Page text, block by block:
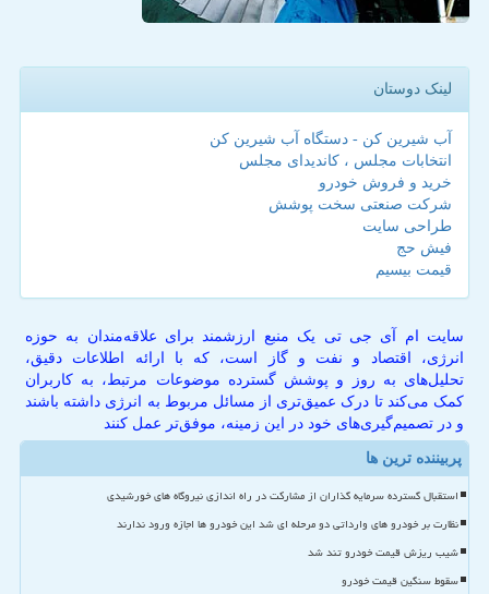
لینک دوستان
آب شیرین کن - دستگاه آب شیرین کن
انتخابات مجلس ، کاندیدای مجلس
خرید و فروش خودرو
شرکت صنعتی سخت پوشش
طراحی سایت
فیش حج
قیمت بیسیم
سایت ام آی جی تی یک منبع ارزشمند برای علاقه‌مندان به حوزه
انرژی، اقتصاد و نفت و گاز است، که با ارائه اطلاعات دقیق،
تحلیل‌های به روز و پوشش گسترده موضوعات مرتبط، به کاربران
کمک می‌کند تا درک عمیق‌تری از مسائل مربوط به انرژی داشته باشند
و در تصمیم‌گیری‌های خود در این زمینه، موفق‌تر عمل کنند
پربیننده ترین ها
استقبال گسترده سرمایه گذاران از مشارکت در راه اندازی نیروگاه های خورشیدی
نظارت بر خودرو های وارداتی دو مرحله ای شد این خودرو ها اجازه ورود ندارند
شیب ریزش قیمت خودرو تند شد
سقوط سنگین قیمت خودرو